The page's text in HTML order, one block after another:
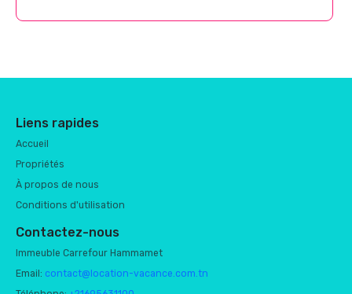
Liens rapides
Accueil
Propriétés
À propos de nous
Conditions d'utilisation
Contactez-nous
Immeuble Carrefour Hammamet
Email: contact@location-vacance.com.tn